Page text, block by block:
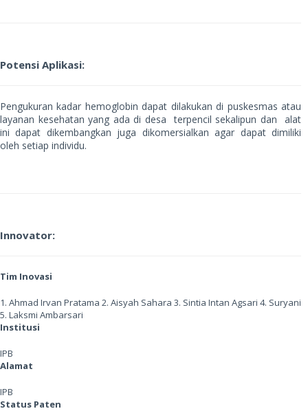
Potensi Aplikasi:
Pengukuran kadar hemoglobin dapat dilakukan di puskesmas atau
layanan kesehatan yang ada di desa terpencil sekalipun dan alat
ini dapat dikembangkan juga dikomersialkan agar dapat dimiliki
oleh setiap individu.
Innovator:
Tim Inovasi
1. Ahmad Irvan Pratama 2. Aisyah Sahara 3. Sintia Intan Agsari 4. Suryani
5. Laksmi Ambarsari
Institusi
IPB
Alamat
IPB
Status Paten